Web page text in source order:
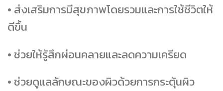
• ส่งเสริมการมีสุขภาพโดยรวมและการใช้ชีวิตให้
ดีขึ้น
• ช่วยให้รู้สึกผ่อนคลายและลดความเครียด
• ช่วยดูแลลักษณะของผิวด้วยการกระตุ้นผิว